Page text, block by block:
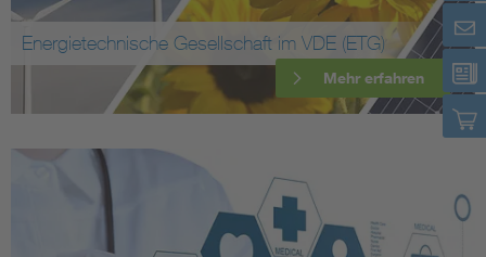
Energietechnische Gesellschaft im VDE (ETG)
Mehr erfahren